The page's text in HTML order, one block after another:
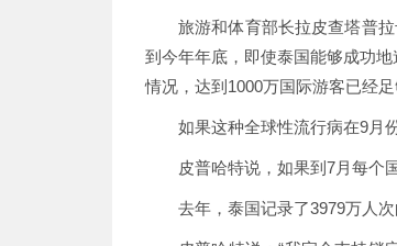
旅游和体育部长拉皮查塔普
到今年年底，即使泰国能够成功
情况，达到1000万国际游客已经足
如果这种全球性流行病在9月
皮普哈特说，如果到7月每个
去年，泰国记录了3979万人次